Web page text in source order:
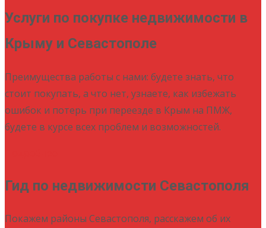
Услуги по покупке недвижимости в
Крыму и Севастополе
Преимущества работы с нами: будете знать, что
стоит покупать, а что нет, узнаете, как избежать
ошибок и потерь при переезде в Крым на ПМЖ,
будете в курсе всех проблем и возможностей.
Гид по недвижимости Севастополя
Покажем районы Севастополя, расскажем об их